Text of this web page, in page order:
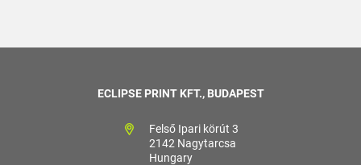
ECLIPSE PRINT KFT., BUDAPEST
Felső Ipari körút 3
2142 Nagytarcsa
Hungary